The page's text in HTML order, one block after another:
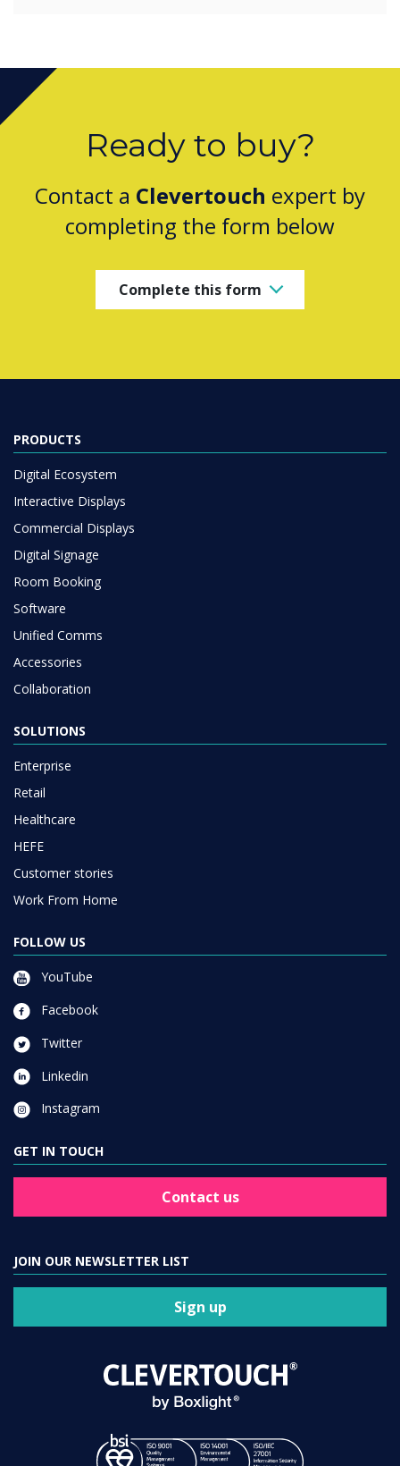
Ready to buy?
Contact a Clevertouch expert by
completing the form below
Complete this form
PRODUCTS
Digital Ecosystem
Interactive Displays
Commercial Displays
Digital Signage
Room Booking
Software
Unified Comms
Accessories
Collaboration
SOLUTIONS
Enterprise
Retail
Healthcare
HEFE
Customer stories
Work From Home
FOLLOW US
YouTube
Facebook
Twitter
Linkedin
Instagram
GET IN TOUCH
Contact us
JOIN OUR NEWSLETTER LIST
Sign up